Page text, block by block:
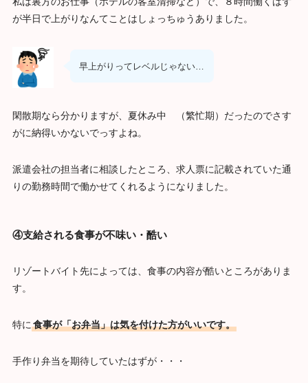
が半日で上がりなんてことはしょっちゅうありました。
早上がりってレベルじゃない…
閑散期なら分かりますが、夏休み中 （繁忙期）だったのでさす
がに納得いかないでっすよね。
派遣会社の担当者に相談したところ、求人票に記載されていた通
りの勤務時間で働かせてくれるようになりました。
④支給される食事が不味い・酷い
リゾートバイト先によっては、食事の内容が酷いところがありま
す。
特に食事が「お弁当」は気を付けた方がいいです。
手作り弁当を期待していたはずが・・・